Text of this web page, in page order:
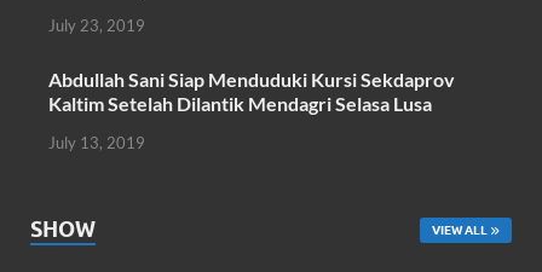
July 23, 2019
Abdullah Sani Siap Menduduki Kursi Sekdaprov
Kaltim Setelah Dilantik Mendagri Selasa Lusa
July 13, 2019
SHOW VIEW ALL